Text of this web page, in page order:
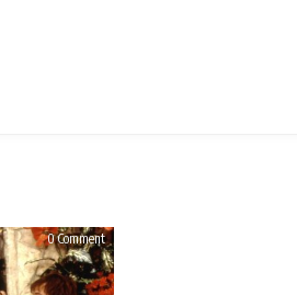
0 Commenton
รีวิว
Vegas
Vacation
(1997)